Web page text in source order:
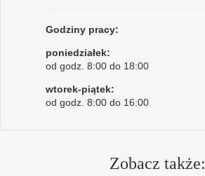
Godziny pracy:
poniedziałek:
od godz. 8:00 do 18:00
wtorek-piątek:
od godz. 8:00 do 16:00
Zobacz także: